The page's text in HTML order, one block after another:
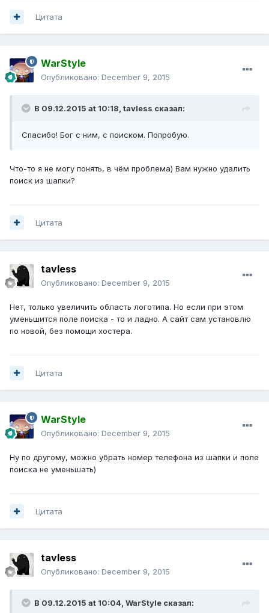
Цитата
WarStyle
Опубликовано: December 9, 2015
В 09.12.2015 at 10:18, tavless сказал:
Спасибо! Бог с ним, с поиском. Попробую.
Что-то я не могу понять, в чём проблема) Вам нужно удалить
поиск из шапки?
Цитата
tavless
Опубликовано: December 9, 2015
Нет, только увеличить область логотипа. Но если при этом
уменьшится поле поиска - то и ладно. А сайт сам установлю
по новой, без помощи хостера.
Цитата
WarStyle
Опубликовано: December 9, 2015
Ну по другому, можно убрать номер телефона из шапки и поле
поиска не уменьшать)
Цитата
tavless
Опубликовано: December 9, 2015
В 09.12.2015 at 10:04, WarStyle сказал: